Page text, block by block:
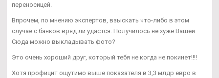
переносицей.
Впрочем, по мнению экспертов, взыскать что-либо в этом
случае с банков вряд ли удастся. Получилось не хуже Вашей
Сюда можно выкладывать фото?
Это очень хороший друг, который тебя не когда не покинет!!!!
Хотя профицит ощутимо выше показателя в 3,3 млдр евро в